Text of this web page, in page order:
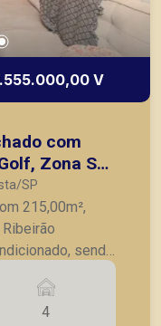
V
com
Zona Sul
SP
215,00m²,
privativa; - Sala
- Cozinha
externa com
4